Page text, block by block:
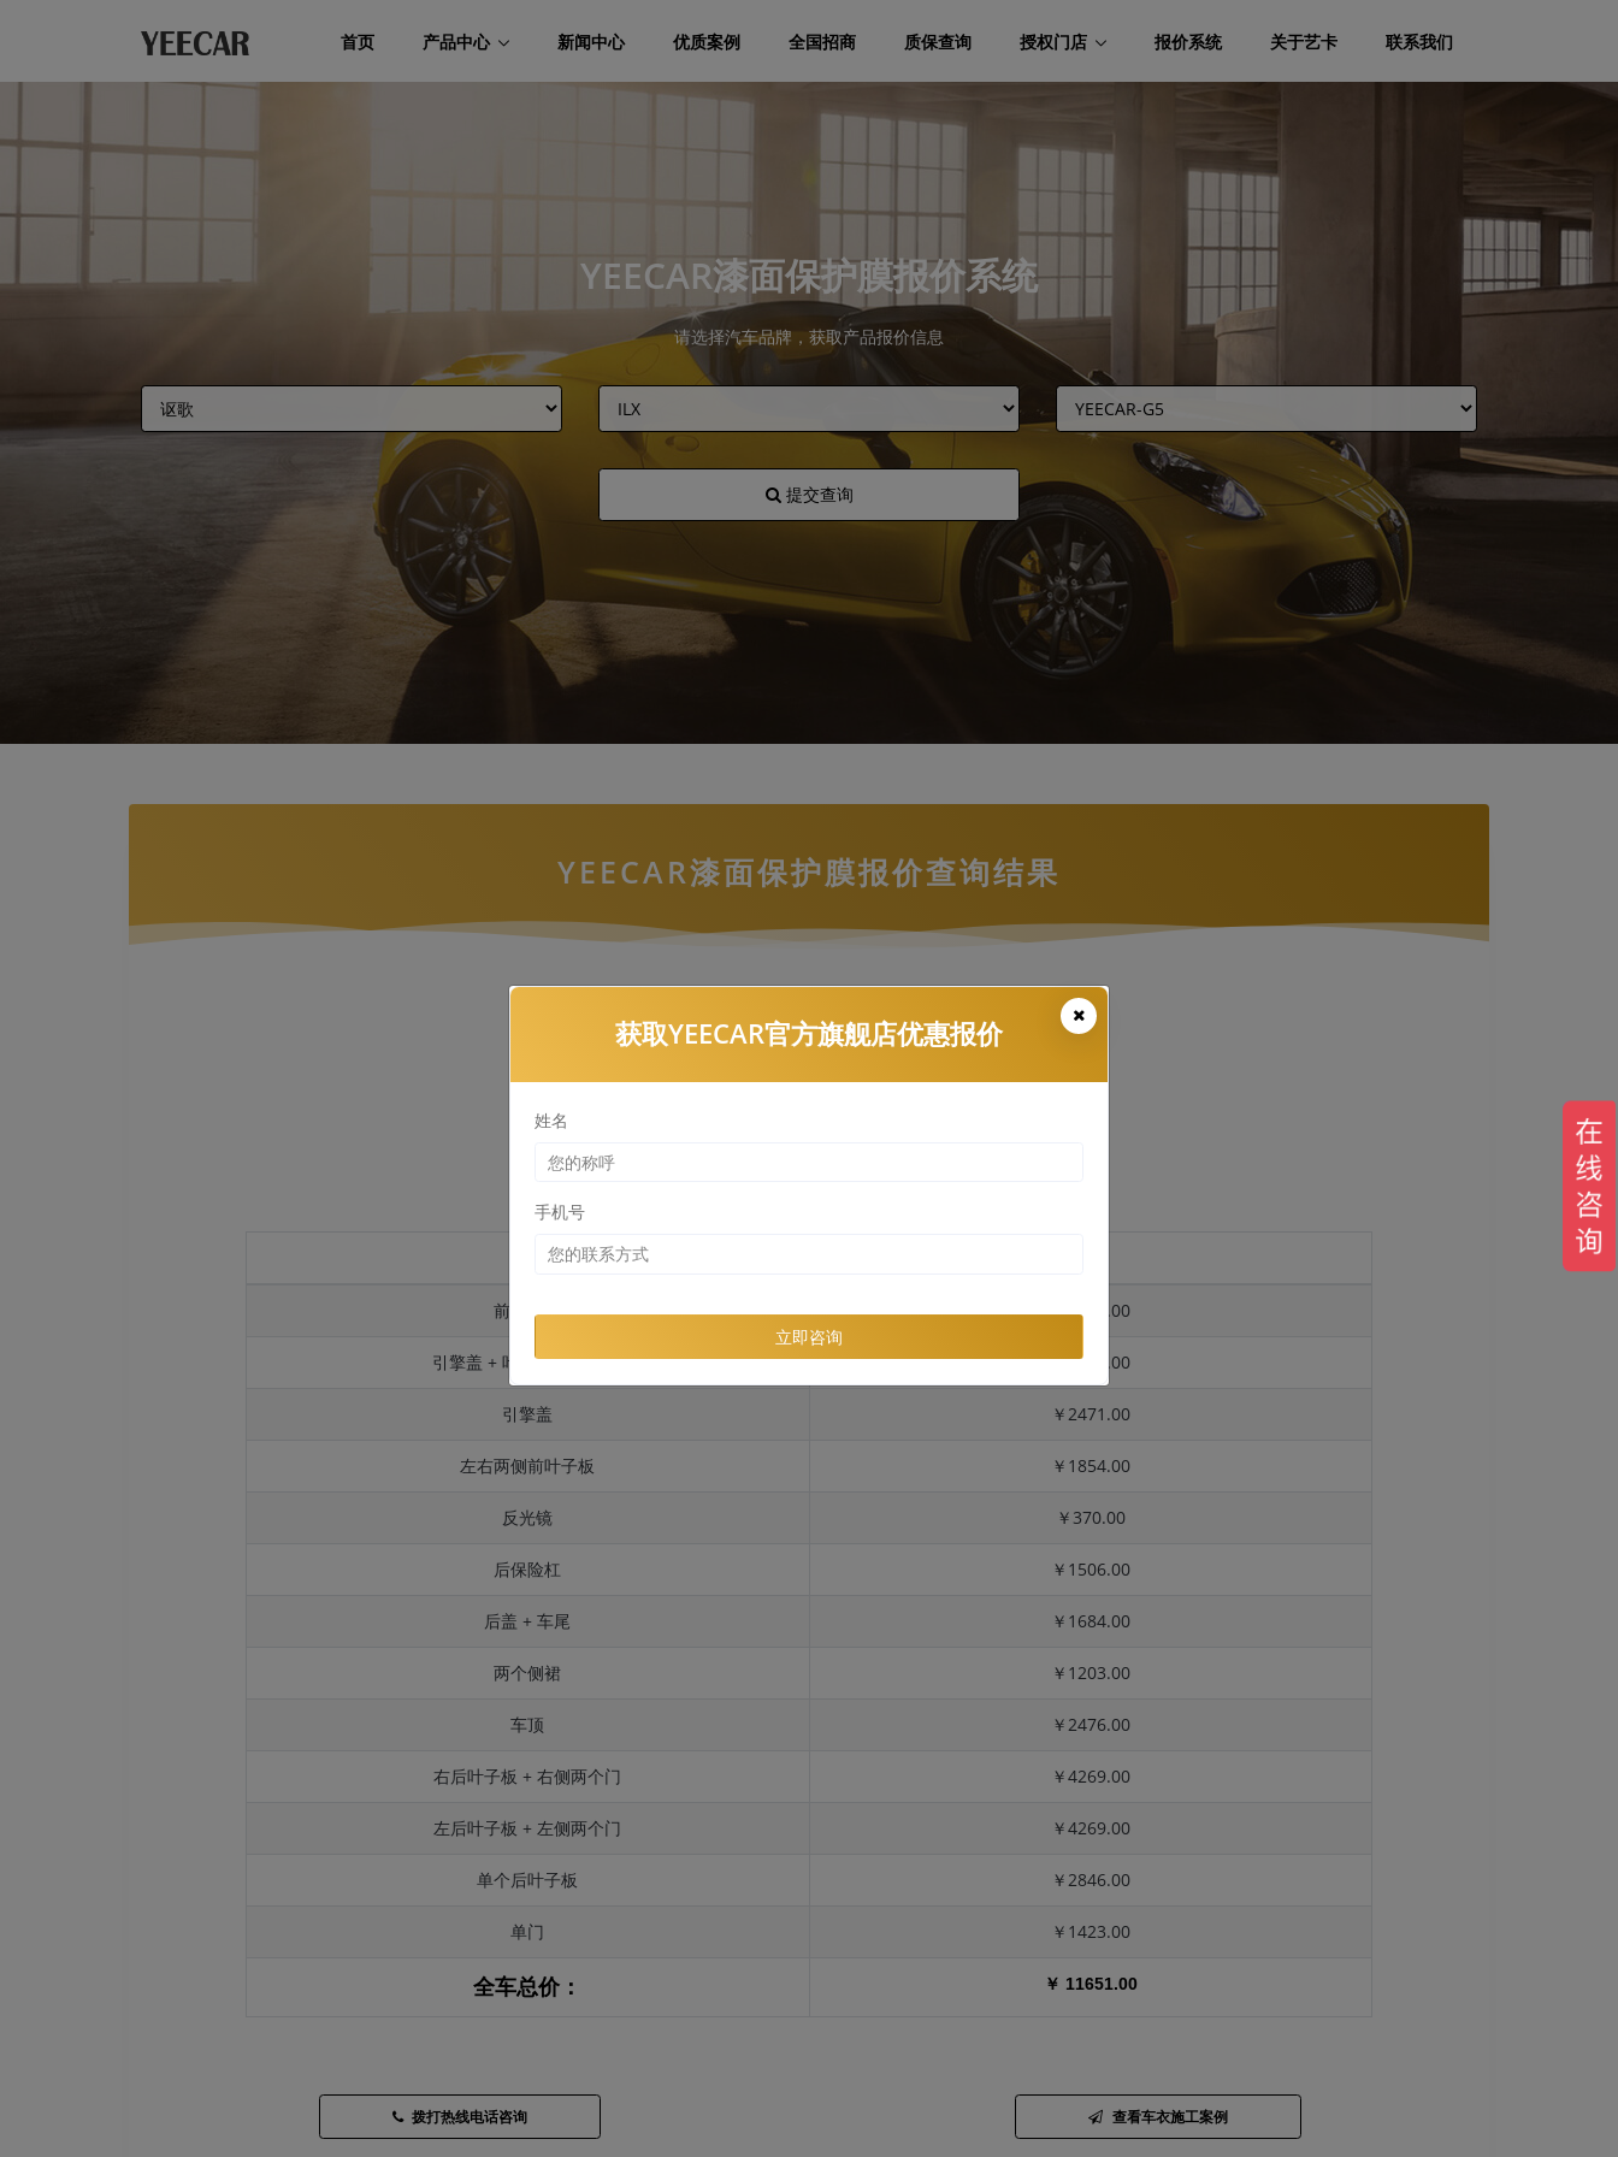
首页 产品中心 新闻中心 优质案例 全国招商 质保查询 授权门店 报价系统 关于艺卡 联系我们
YEECAR漆面保护膜报价系统
请选择汽车品牌，获取产品报价信息
提交查询
YEECAR漆面保护膜报价查询结果
讴歌，ILX，-G5
前保险杠 ￥1668.00
引擎盖 + 叶子板 + 反光镜 ￥3708.00
引擎盖 ￥2471.00
左右两侧前叶子板 ￥1854.00
反光镜 ￥370.00
后保险杠 ￥1506.00
后盖 + 车尾 ￥1684.00
两个侧裙 ￥1203.00
车顶 ￥2476.00
右后叶子板 + 右侧两个门 ￥4269.00
左后叶子板 + 左侧两个门 ￥4269.00
单个后叶子板 ￥2846.00
单门 ￥1423.00
全车总价： ￥ 11651.00
拨打热线电话咨询 查看车衣施工案例
获取YEECAR官方旗舰店优惠报价
姓名
手机号
立即咨询